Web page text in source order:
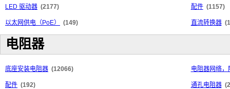
LED 驱动器 (2177) 配件 (1157)
以太网供电（PoE） (149) 直流转换器
电阻器
底座安装电阻器 (12066) 电阻器网络，
配件 (192) 通孔电阻器